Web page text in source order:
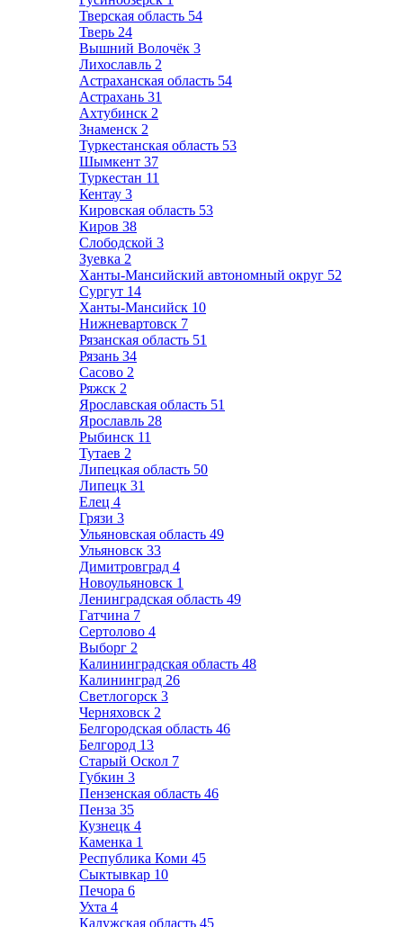
Тверская область 54
Тверь 24
Вышний Волочёк 3
Лихославль 2
Астраханская область 54
Астрахань 31
Ахтубинск 2
Знаменск 2
Туркестанская область 53
Шымкент 37
Туркестан 11
Кентау 3
Кировская область 53
Киров 38
Слободской 3
Зуевка 2
Ханты-Мансийский автономный округ 52
Сургут 14
Ханты-Мансийск 10
Нижневартовск 7
Рязанская область 51
Рязань 34
Сасово 2
Ряжск 2
Ярославская область 51
Ярославль 28
Рыбинск 11
Тутаев 2
Липецкая область 50
Липецк 31
Елец 4
Грязи 3
Ульяновская область 49
Ульяновск 33
Димитровград 4
Новоульяновск 1
Ленинградская область 49
Гатчина 7
Сертолово 4
Выборг 2
Калининградская область 48
Калининград 26
Светлогорск 3
Черняховск 2
Белгородская область 46
Белгород 13
Старый Оскол 7
Губкин 3
Пензенская область 46
Пенза 35
Кузнецк 4
Каменка 1
Республика Коми 45
Сыктывкар 10
Печора 6
Ухта 4
Калужская область 45